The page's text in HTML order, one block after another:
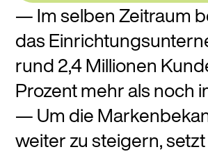
Im selben Zeitraum
das
rund 2,4 Millionen
Prozent mehr als noch
Um die
weiter zu steigern,